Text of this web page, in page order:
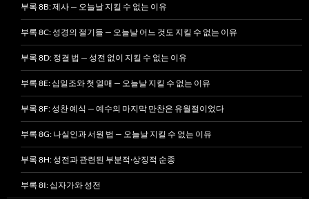
부록 8B: 제사 — 오늘날 지킬 수 없는 이유
부록 8C: 성경의 절기들 — 오늘날 어느 것도 지킬 수 없는 이유
부록 8D: 정결 법 — 성전 없이 지킬 수 없는 이유
부록 8E: 십일조와 첫 열매 — 오늘날 지킬 수 없는 이유
부록 8F: 성찬 예식 — 예수의 마지막 만찬은 유월절이었다
부록 8G: 나실인과 서원 법 — 오늘날 지킬 수 없는 이유
부록 8H: 성전과 관련된 부분적·상징적 순종
부록 8I: 십자가와 성전